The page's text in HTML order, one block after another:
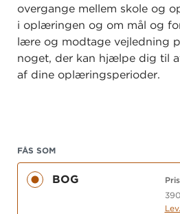
overgange mellem skole og
i oplæringen og om mål og
lære og modtage vejledning
noget, der kan hjælpe dig til
af dine oplæringsperioder.
forslag til konkrete opgaver,
og som hjælper dig til at nå
er der opgaver, hvor du skal
praksis, reflektere, finde ny
FÅS SOM
BOG